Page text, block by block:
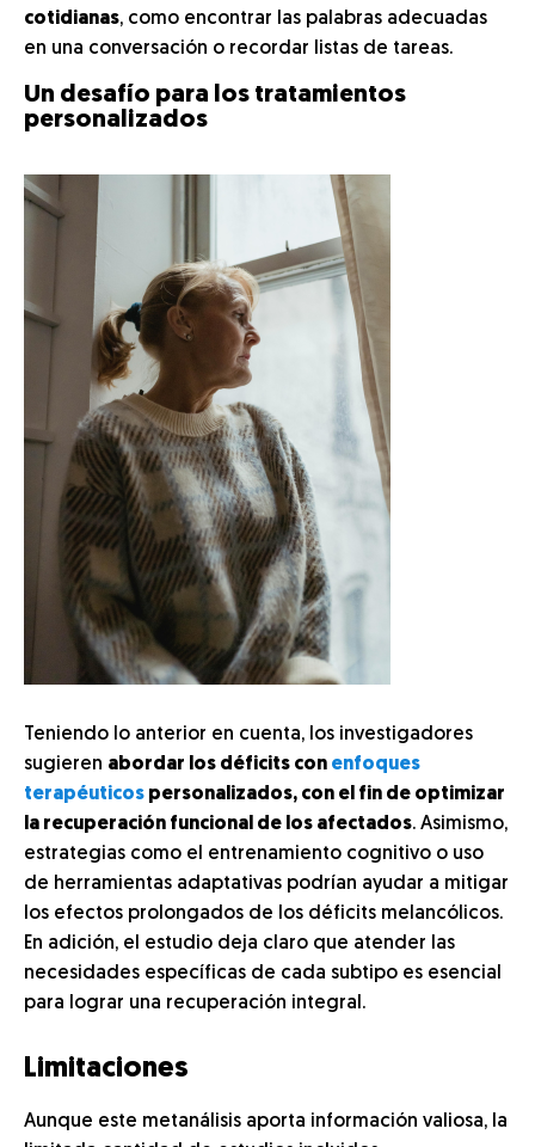
cotidianas, como encontrar las palabras adecuadas
en una conversación o recordar listas de tareas.
Un desafío para los tratamientos
personalizados
Teniendo lo anterior en cuenta, los investigadores
sugieren abordar los déficits con enfoques
terapéuticos personalizados, con el fin de optimizar
la recuperación funcional de los afectados. Asimismo,
estrategias como el entrenamiento cognitivo o uso
de herramientas adaptativas podrían ayudar a mitigar
los efectos prolongados de los déficits melancólicos.
En adición, el estudio deja claro que atender las
necesidades específicas de cada subtipo es esencial
para lograr una recuperación integral.
Limitaciones
Aunque este metanálisis aporta información valiosa, la